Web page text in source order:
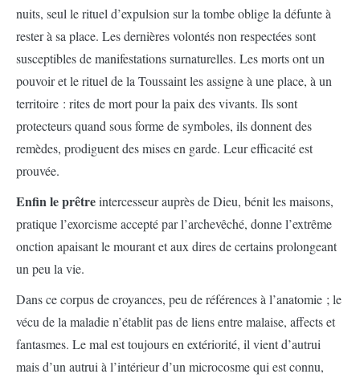
nuits, seul le rituel d’expulsion sur la tombe oblige la défunte à
rester à sa place. Les dernières volontés non respectées sont
susceptibles de manifestations surnaturelles. Les morts ont un
pouvoir et le rituel de la Toussaint les assigne à une place, à un
territoire : rites de mort pour la paix des vivants. Ils sont
protecteurs quand sous forme de symboles, ils donnent des
remèdes, prodiguent des mises en garde. Leur efficacité est
prouvée.
Enfin le prêtreintercesseur auprès de Dieu, bénit les maisons,
pratique l’exorcisme accepté par l’archevêché, donne l’extrême
onction apaisant le mourant et aux dires de certains prolongeant
un peu la vie.
Dans ce corpus de croyances, peu de références à l’anatomie ; le
vécu de la maladie n’établit pas de liens entre malaise, affects et
fantasmes. Le mal est toujours en extériorité, il vient d’autrui
mais d’un autrui à l’intérieur d’un microcosme qui est connu,